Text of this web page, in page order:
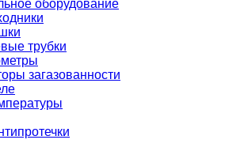
оборудование
трубки
загазованности